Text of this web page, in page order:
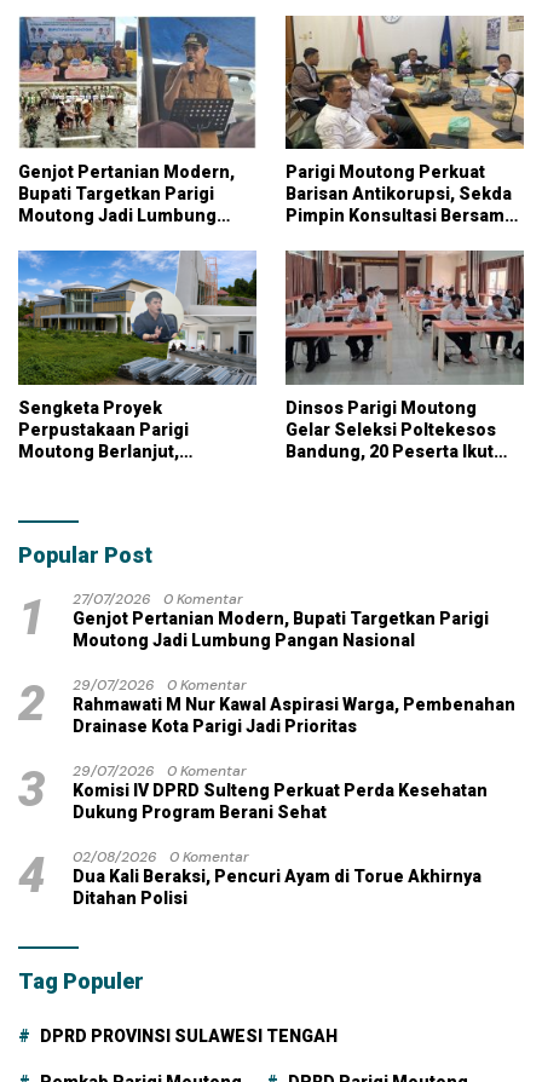
Genjot Pertanian Modern,
Bupati Targetkan Parigi
Moutong Jadi Lumbung
Parigi Moutong Perkuat
Barisan Antikorupsi, Sekda
Pimpin Konsultasi Bersama
Sengketa Proyek
Perpustakaan Parigi
Moutong Berlanjut,
dengan Dana Pribadi
Dinsos Parigi Moutong
Gelar Seleksi Poltekesos
Bandung, 20 Peserta Ikut
Popular Post
1 27/07/2026
0 Komentar
Genjot Pertanian Modern, Bupati Targetkan Parigi
Moutong Jadi Lumbung Pangan Nasional
2 29/07/2026
0 Komentar
Rahmawati M Nur Kawal Aspirasi Warga, Pembenahan
Drainase Kota Parigi Jadi Prioritas
3 29/07/2026
0 Komentar
Komisi IV DPRD Sulteng Perkuat Perda Kesehatan
Dukung Program Berani Sehat
4 02/08/2026
0 Komentar
Dua Kali Beraksi, Pencuri Ayam di Torue Akhirnya
Ditahan Polisi
Tag Populer
DPRD PROVINSI SULAWESI TENGAH